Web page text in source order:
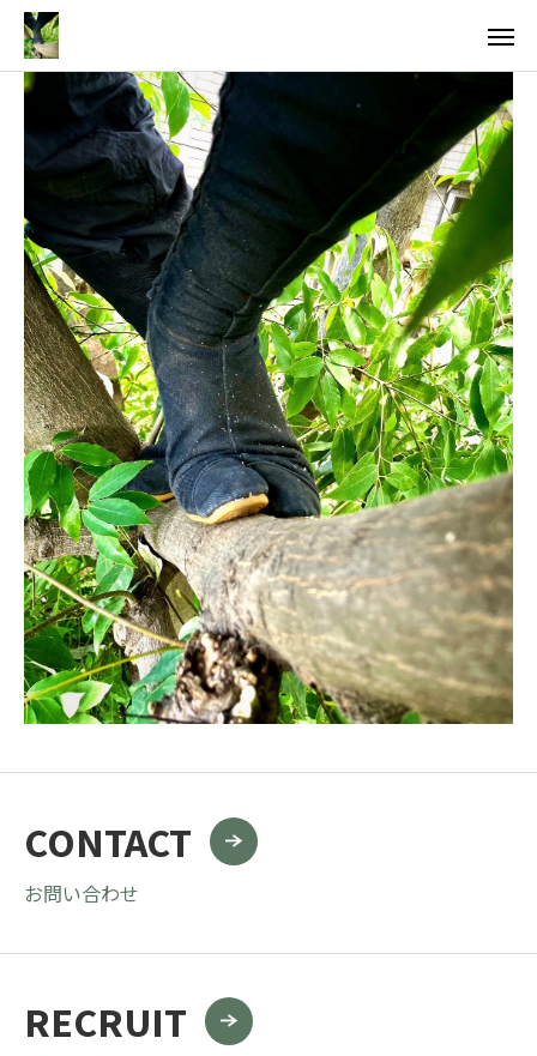
CONTACT
お問い合わせ
RECRUIT